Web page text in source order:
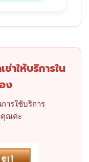
าให้บริการใน
ง
ารใช้บริการ
คุณค่ะ